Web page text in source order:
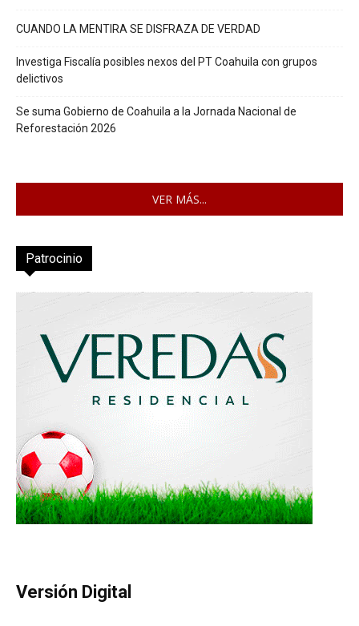
CUANDO LA MENTIRA SE DISFRAZA DE VERDAD
Investiga Fiscalía posibles nexos del PT Coahuila con grupos
delictivos
Se suma Gobierno de Coahuila a la Jornada Nacional de
Reforestación 2026
VER MÁS...
Patrocinio
Versión Digital